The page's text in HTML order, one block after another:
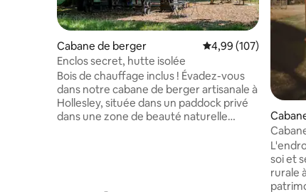
Cabane de berger Évaluation moyenne
4,99 (107)
Enclos secret, hutte isolée
Bois de chauffage inclus ! Évadez-vous
dans notre cabane de berger artisanale à
Hollesley, située dans un paddock privé
dans une zone de beauté naturelle
soi et
rurale